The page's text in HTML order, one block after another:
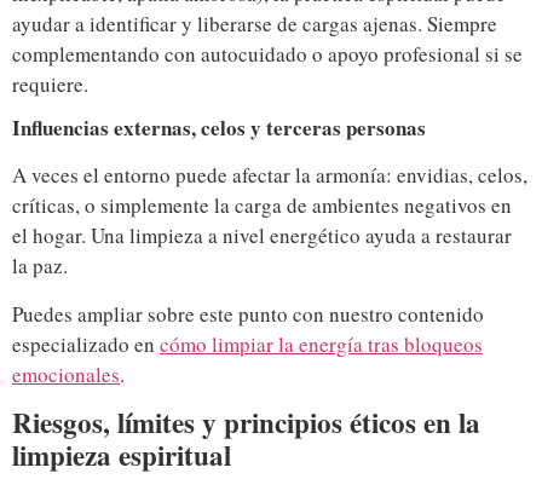
ayudar a identificar y liberarse de cargas ajenas. Siempre
complementando con autocuidado o apoyo profesional si se
requiere.
Influencias externas, celos y terceras personas
A veces el entorno puede afectar la armonía: envidias, celos,
críticas, o simplemente la carga de ambientes negativos en
el hogar. Una limpieza a nivel energético ayuda a restaurar
la paz.
Puedes ampliar sobre este punto con nuestro contenido
especializado en cómo limpiar la energía tras bloqueos
emocionales.
Riesgos, límites y principios éticos en la
limpieza espiritual